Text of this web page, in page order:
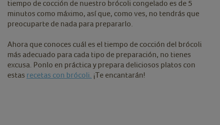
tiempo de cocción de nuestro brócoli congelado es de 5
minutos como máximo, así que, como ves, no tendrás que
preocuparte de nada para prepararlo.
Ahora que conoces cuál es el tiempo de cocción del brócoli
más adecuado para cada tipo de preparación, no tienes
excusa. Ponlo en práctica y prepara deliciosos platos con
estas recetas con brócoli. ¡Te encantarán!